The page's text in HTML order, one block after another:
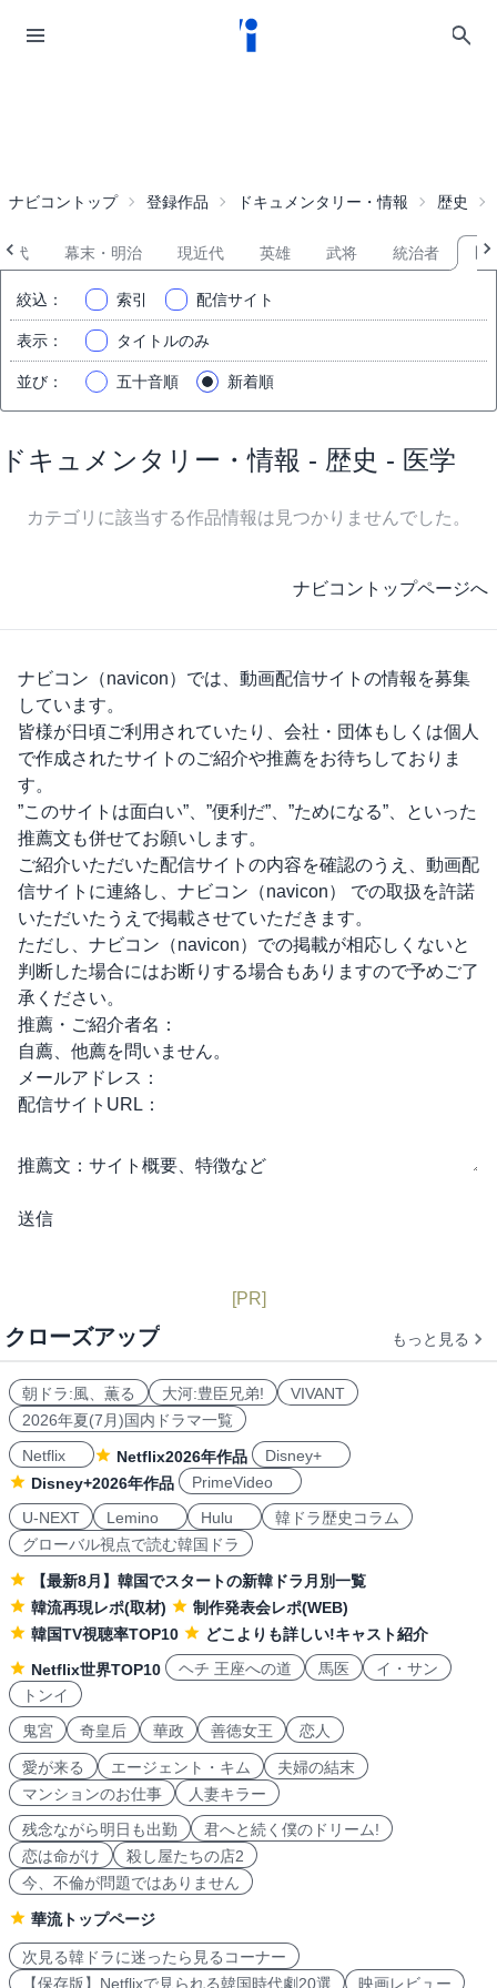
ナビコントップ 登録作品 ドキュメンタリー・情報 歴史
代 幕末・明治 現近代 英雄 武将 統治者
絞込 ： 索引 配信サイト
表示 ： タイトルのみ
並び ： 五十音順 新着順
ドキュメンタリー・情報 - 歴史 - 医学
カテゴリに該当する作品情報は見つかりませんでした。
ナビコントップページへ
ナビコン（navicon） では、動画配信サイトの情報を募集
しています。
皆様が日頃ご利用されていたり、会社・団体もしくは個人
で作成されたサイトのご紹介や推薦をお待ちしておりま
す。
”このサイトは面白い”、”便利だ”、”ためになる”、といった
推薦文も併せてお願いします。
ご紹介いただいた配信サイトの内容を確認のうえ、動画配
信サイトに連絡し、 ナビコン（navicon）
での取扱を許諾
いただいたうえで掲載させていただきます。
ただし、 ナビコン（navicon） での掲載が相応しくないと
判断した場合にはお断りする場合もありますので予めご了
承ください。
推薦・ご紹介者名：
自薦、他薦を問いません。
メールアドレス：
配信サイトURL：
推薦文： サイト概要、特徴など
[PR]
クローズアップ もっと見る
朝ドラ:風、薫る 大河:豊臣兄弟!
VIVANT
2026年夏(7月)国内ドラマ一覧
Netflix
Netflix2026年作品
Disney+
Disney+2026年作品
PrimeVideo
U-NEXT
Lemino Hulu
韓ドラ歴史コラム
グローバル視点で読む韓国ドラ
【最新8月】韓国でスタートの新韓ドラ月別一覧
韓流再現レポ(取材)
制作発表会レポ(WEB)
韓国TV視聴率TOP10
どこよりも詳しい!キャスト紹介
Netflix世界TOP10
ヘチ 王座への道 馬医
イ・サン
トンイ
鬼宮
奇皇后 華政 善徳女王 恋人
愛が来る エージェント・キム
夫婦の結末
マンションのお仕事
人妻キラー
残念ながら明日も出勤
君へと続く僕のドリーム!
恋は命がけ
殺し屋たちの店2
今、不倫が問題ではありません
華流トップページ
次見る韓ドラに迷ったら見るコーナー
【保存版】Netflixで見られる韓国時代劇20選
映画レビュー